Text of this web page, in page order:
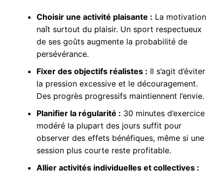
Choisir une activité plaisante : La motivation
naît surtout du plaisir. Un sport respectueux
de ses goûts augmente la probabilité de
persévérance.
Fixer des objectifs réalistes : Il s’agit d’éviter
la pression excessive et le découragement.
Des progrès progressifs maintiennent l’envie.
Planifier la régularité : 30 minutes d’exercice
modéré la plupart des jours suffit pour
observer des effets bénéfiques, même si une
session plus courte reste profitable.
Allier activités individuelles et collectives :